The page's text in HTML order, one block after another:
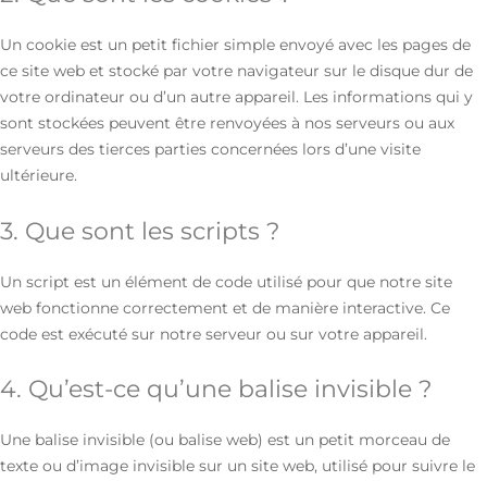
Un cookie est un petit fichier simple envoyé avec les pages de
ce site web et stocké par votre navigateur sur le disque dur de
votre ordinateur ou d’un autre appareil. Les informations qui y
sont stockées peuvent être renvoyées à nos serveurs ou aux
serveurs des tierces parties concernées lors d’une visite
ultérieure.
3. Que sont les scripts ?
Un script est un élément de code utilisé pour que notre site
web fonctionne correctement et de manière interactive. Ce
code est exécuté sur notre serveur ou sur votre appareil.
4. Qu’est-ce qu’une balise invisible ?
Une balise invisible (ou balise web) est un petit morceau de
texte ou d’image invisible sur un site web, utilisé pour suivre le